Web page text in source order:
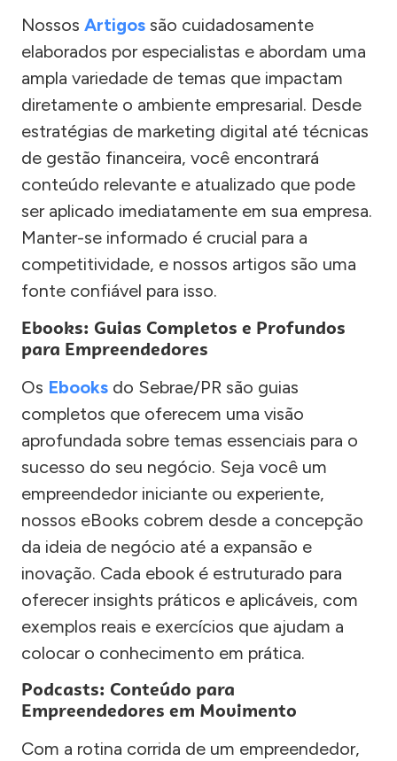
Nossos Artigos são cuidadosamente
elaborados por especialistas e abordam uma
ampla variedade de temas que impactam
diretamente o ambiente empresarial. Desde
estratégias de marketing digital até técnicas
de gestão financeira, você encontrará
conteúdo relevante e atualizado que pode
ser aplicado imediatamente em sua empresa.
Manter-se informado é crucial para a
competitividade, e nossos artigos são uma
fonte confiável para isso.
Ebooks: Guias Completos e Profundos
para Empreendedores
Os Ebooks do Sebrae/PR são guias
completos que oferecem uma visão
aprofundada sobre temas essenciais para o
sucesso do seu negócio. Seja você um
empreendedor iniciante ou experiente,
nossos eBooks cobrem desde a concepção
da ideia de negócio até a expansão e
inovação. Cada ebook é estruturado para
oferecer insights práticos e aplicáveis, com
exemplos reais e exercícios que ajudam a
colocar o conhecimento em prática.
Podcasts: Conteúdo para
Empreendedores em Movimento
Com a rotina corrida de um empreendedor,